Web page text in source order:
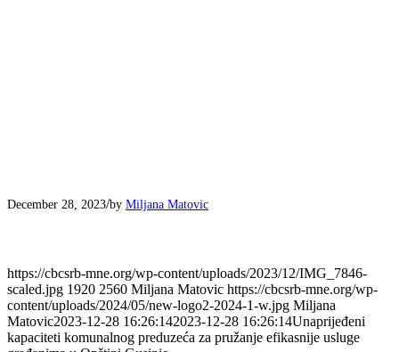
December 28, 2023/by Miljana Matovic
https://cbcsrb-mne.org/wp-content/uploads/2023/12/IMG_7846-
scaled.jpg 1920 2560 Miljana Matovic https://cbcsrb-mne.org/wp-
content/uploads/2024/05/new-logo2-2024-1-w.jpg Miljana
Matovic2023-12-28 16:26:142023-12-28 16:26:14Unaprijeđeni
kapaciteti komunalnog preduzeća za pružanje efikasnije usluge